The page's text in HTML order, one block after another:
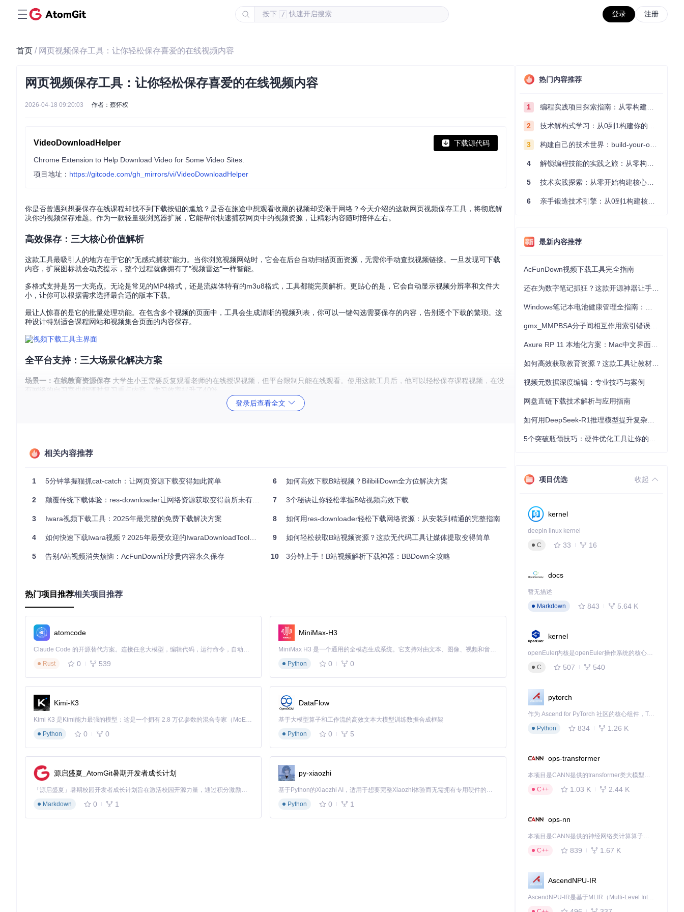
按下 / 快速开启搜索 登录 注册
首页 / 网页视频保存工具：让你轻松保存喜爱的在线视频内容
网页视频保存工具：让你轻松保存喜爱的在线视频内容
2026-04-18 09:20:03 作者：蔡怀权
VideoDownloadHelper 下载源代码
Chrome Extension to Help Download Video for Some Video Sites.
项目地址： https://gitcode.com/gh_mirrors/vi/VideoDownloadHelper
你是否曾遇到想要保存在线课程却找不到下载按钮的尴尬？是否在旅途中想观看收藏的视频却受限于网络？今天介绍的这款网页视频保存工具，将彻底解
决你的视频保存难题。作为一款轻量级浏览器扩展，它能帮你快速捕获网页中的视频资源，让精彩内容随时陪伴左右。
高效保存：三大核心价值解析
这款工具最吸引人的地方在于它的"无感式捕获"能力。当你浏览视频网站时，它会在后台自动扫描页面资源，无需你手动查找视频链接。一旦发现可下载
内容，扩展图标就会动态提示，整个过程就像拥有了"视频雷达"一样智能。
多格式支持是另一大亮点。无论是常见的MP4格式，还是流媒体特有的m3u8格式，工具都能完美解析。更贴心的是，它会自动显示视频分辨率和文件大
小，让你可以根据需求选择最合适的版本下载。
最让人惊喜的是它的批量处理功能。在包含多个视频的页面中，工具会生成清晰的视频列表，你可以一键勾选需要保存的内容，告别逐个下载的繁琐。这
种设计特别适合课程网站和视频集合页面的内容保存。
全平台支持：三大场景化解决方案
场景一：在线教育资源保存 大学生小王需要反复观看老师的在线授课视频，但平台限制只能在线观看。使用这款工具后，他可以轻松保存课程视频，在没
有网络的自习室也能随时复习重点内容，学习效率提升了40%。
美食博主小李经常需要收集各类烹饪视频作为创作参考。通过批量下载功能，她可以一次性保存多个教学视频，离线后慢慢研究
这款工具采用Manifest V3架构开发，这是Chrome扩展的最新标准，带来了更强的安全性和性能表现。与传统下载工具相比，它采用了独特的"资源拦截
为什么它比同类工具速度更快的秘密。
工具还使用Webpack进行模块化打包，确保代码的高效组织和加载速度。开发团队采用Mocha+Chai测试框架，对每个视频网站的解析逻辑都进行了严格
独家使用技巧
快捷键操作 ：按下Alt+D组合键可以快速调出下载面板，在全屏观看视频时特别方便。
：通过"计划任务"功能，可以设置在夜间自动下载视频，充分利用网络带宽。
常见问题解答
制"功能间接保存。
Q: 下载的视频没有声音怎么办？A: 这通常是因为视频和音频流分离导致的。在高级设置中勾选"自动合并音视频"选项即可解决。
Q: 如何更新视频解析规则？ A: 工具会自动更新解析规则，但你也可以通过"检查更新"按钮手动更新，确保对最新网站的支持。
无论你是学生、创作者还是普通用户，这款网页视频保存工具都能为你带来更自由的在线视频体验。它就像你的私人视频管家，让你轻松掌控喜爱的数字
内容。现在就尝试使用，开启你的高效视频保存之旅吧！
VideoDownloadHelper 下载源代码
登录后查看全文
相关内容推荐
1 5分钟掌握猫抓cat-catch：让网页资源下载变得如此简单
2 颠覆传统下载体验：res-downloader让网络资源获取变得前所未有的简单
3 Iwara视频下载工具：2025年最完整的免费下载解决方案
4 如何快速下载Iwara视频？2025年最受欢迎的IwaraDownloadTool完整指南
5 告别A站视频消失烦恼：AcFunDown让珍贵内容永久保存
6 如何高效下载B站视频？BilibiliDown全方位解决方案
7 3个秘诀让你轻松掌握B站视频高效下载
8 如何用res-downloader轻松下载网络资源：从安装到精通的完整指南
9 如何轻松获取B站视频资源？这款无代码工具让媒体提取变得简单
10 3分钟上手！B站视频解析下载神器：BBDown全攻略
热门项目推荐相关项目推荐
atomcode
Claude Code 的开源替代方案。连接任意大模型，编辑代码，运行命令，自动验证 — 全自动执行。用 Rust 构建，极致性能。 ｜ An open-source alternative to Claude Code. Connect any LLM, edit code, run commands, and verify changes — autonomously. Built in Rust for speed. Get Started
Rust
0 539
MiniMax-H3
MiniMax H3 是一个通用的全模态生成系统。它支持对由文本、图像、视频和音频组成的多模态上下文进行统一理解，并能生成分辨率高达 2K、时长可达 15 秒的带原生立体声音频的视频。得益于面向任务泛化的系统设计，H3 在预训练阶段就已具备广泛的多模态上下文理解与生成能力，能够出色地执行复杂的多模态指令。
Python
0 0
Kimi-K3
Kimi K3 是Kimi能力最强的模型：这是一个拥有 2.8 万亿参数的混合专家（MoE）模型，具备原生视觉理解能力，并支持 100 万 token 的上下文窗口。
Python
0 0
DataFlow
基于大模型算子和工作流的高效文本大模型训练数据合成框架
Python
0 5
源启盛夏_AtomGit暑期开发者成长计划
「源启盛夏」暑期校园开发者成长计划旨在激活校园开源力量，通过积分激励、认证扶持、资源倾斜等形式，引导高校组织和开发者完成「入驻 — 建项目 — 做贡献 — 获认证 — 得资源」的完整闭环。无论你是想带领社团入驻平台的组织者，还是希望用代码贡献证明自己的开发者，都能在这里找到属于你的成长路径。
Markdown
0 1
py-xiaozhi
基于Python的Xiaozhi AI，适用于想要完整Xiaozhi体验而无需拥有专用硬件的用户。
Python
0 1
热门内容推荐
1 编程实践项目探索指南：从零构建技术能力体系
2 技术解构式学习：从0到1构建你的编程知识体系
3 构建自己的技术世界：build-your-own-x项目的实践探索指南
4 解锁编程技能的实践之旅：从零构建你的技术世界
5 技术实践探索：从零开始构建核心系统的实践指南
6 亲手锻造技术引擎：从0到1构建核心系统的实践指南
最新内容推荐
AcFunDown视频下载工具完全指南
视频元数据深度编辑：专业技巧与案例
网盘直链下载技术解析与应用指南
项目优选 收起
kernel
deepin linux kernel
C
33 16
docs
暂无描述
Markdown
843 5.64 K
kernel
openEuler内核是openEuler操作系统的核心，既是系统性能与稳定性的基石，也是连接处理器、设备与服务的桥梁。
C
507 540
pytorch
作为 Ascend for PyTorch 社区的核心组件，TorchNPU 是昇腾专为 PyTorch 打造的深度学习适配插件，使 PyTorch 框架能够直接调用昇腾 NPU，为开发者提供昇腾 AI 处理器的超强算力。
Python
834 1.26 K
ops-transformer
本项目是CANN提供的transformer类大模型算子库，实现网络在NPU上加速计算。
C++
1.03 K 2.44 K
ops-nn
本项目是CANN提供的神经网络类计算算子库，实现网络在NPU上加速计算。
C++
839 1.67 K
AscendNPU-IR
AscendNPU-IR是基于MLIR（Multi-Level Intermediate Representation）构建的，面向昇腾亲和算子编译时使用的中间表示，提供昇腾完备表达能力，通过编译优化提升昇腾AI处理器计算效率，支持通过生态框架使能昇腾AI处理器与深度调优